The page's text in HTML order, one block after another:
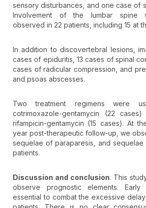
sensory disturbances, and one case of
Involvement of the lumbar spine
observed in 22 patients, including 15 at
In addition to discovertebral lesions,
cases of epiduritis, 13 cases of spinal
cases of radicular compression, and
and psoas abscesses.
Two treatment regimens were
cotrimoxazole-gentamycin (22
rifampicin-gentamycin (15 cases). At
year post-therapeutic follow-up, we
sequelae of paraparesis, and sequelae
patients.
Discussion and conclusion. This
observe prognostic elements. Early
essential to combat the excessive